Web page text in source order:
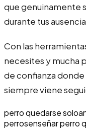
que genuinamente
durante tus
Con las
necesites y mucha
de confianza
siempre viene
perro quedarse solo
perrosenseñar perro